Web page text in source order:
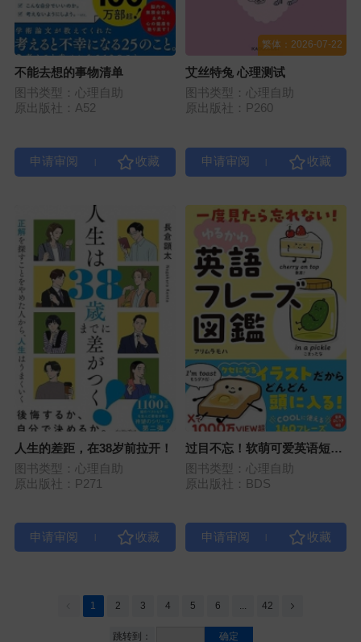
不能去想的事物清单
图书类型：心理自助
原出版社：A52
繁体：2026-07-22
艾丝特兔 心理测试
图书类型：心理自助
原出版社：P260
人生的差距，在38岁前拉开！
图书类型：心理自助
原出版社：P271
过目不忘！软萌可爱英语短语
图鉴
图书类型：心理自助
原出版社：BDS
1 2 3 4 5 6 ... 42
跳转到： 确定